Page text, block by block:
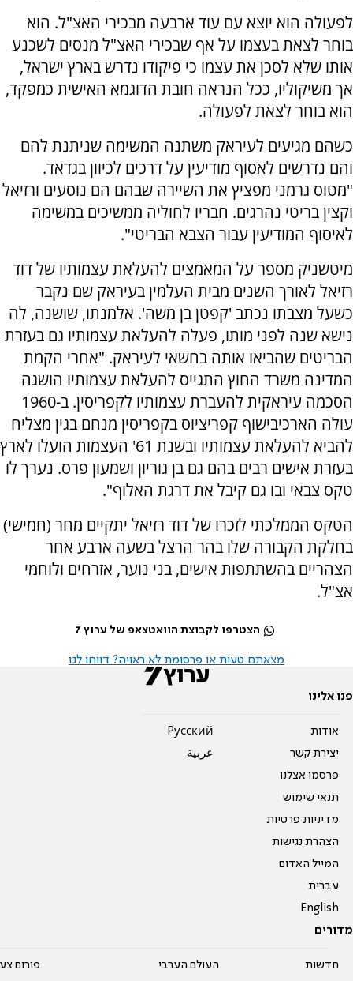
לפעולה הוא יוצא עם עוד ארבעה מבכירי האצ"ל. הוא
בוחר לצאת בעצמו על אף שבכירי האצ"ל מנסים לשכנע
אותו שלא לסכן את עצמו כי פיקודו נדרש בארץ ישראל,
אך משיקוליו, ככל הנראה חובת הדוגמא האישית כמפקד,
הוא בוחר לצאת לפעולה.
כשהם מגיעים לעיראק משתנה המשימה שניתנת להם
והם נדרשים לאסוף מודיעין על דרכים לכיוון בגדאד.
"מטוס גרמני מפציץ את השיירה שבהם הם נוסעים ורזיאל
וקצין בריטי נהרגים. חבריו לחוליה ממשיכים במשימה
לאיסוף המודיעין עבור הצבא הבריטי".
מיטשניק מספר על המאמצים להעלאת עצמותיו של דוד
רזיאל לאורך השנים מבית העלמין בעיראק שם נקבר
כשעל מצבתו נכתב 'קפטן בן משה'. אלמנתו, שושנה, לה
נישא שנה לפני מותו, פעלה להעלאת עצמותיו גם בעזרת
הבריטים שהביאו אותה בחשאי לעיראק. "אחרי הקמת
המדינה משרד החוץ התגייס להעלאת עצמותיו הושגה
הסכמה עיראקית להעברת עצמותיו לקפריסין. ב-1960
עולה הארכיבישוף קפריציוס בקפריסין מנחם בגין מצליח
להביא להעלאת עצמותיו ובשנת 61' העצמות הועלו לארץ
בעזרת אישים רבים בהם גם בן גוריון ושמעון פרס. נערך לו
טקס צבאי ובו גם קיבל את דרגת האלוף".
הטקס הממלכתי לזכרו של דוד רזיאל יתקיים מחר (חמישי)
בחלקת הקבורה שלו בהר הרצל בשעה ארבע אחר
הצהריים בהשתתפות אישים, בני נוער, אזרחים ולוחמי
אצ"ל.
הצטרפו לקבוצת הוואטצאפ של ערוץ 7
מצאתם טעות או פרסומת לא ראויה? דווחו לנו
פנו אלינו
אודות
יצירת קשר
פרסמו אצלנו
תנאי שימוש
מדיניות פרטיות
הצהרת נגישות
המייל האדום
עברית
English
Pусский
عربية
מדורים
חדשות העולם הערבי פורום